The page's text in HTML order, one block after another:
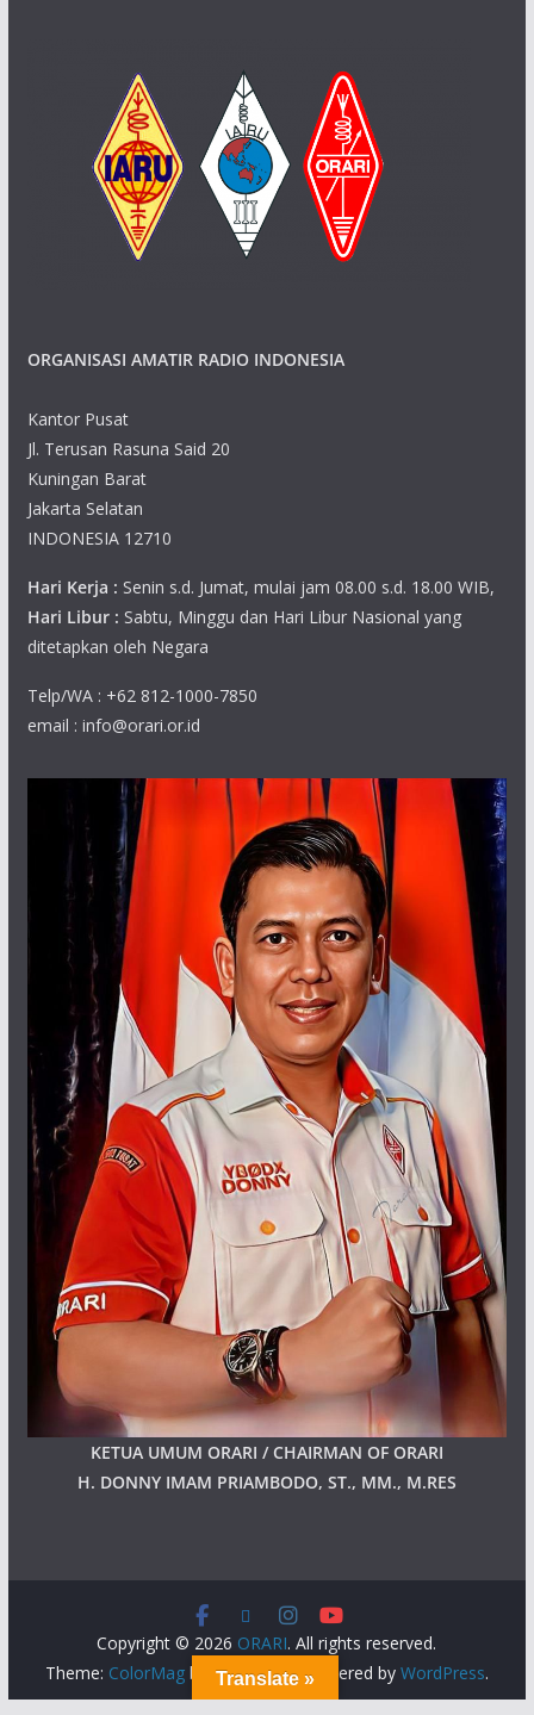
ORGANISASI AMATIR RADIO INDONESIA
Kantor Pusat
Jl. Terusan Rasuna Said 20
Kuningan Barat
Jakarta Selatan
INDONESIA 12710
Hari Kerja : Senin s.d. Jumat, mulai jam 08.00 s.d. 18.00 WIB,
Hari Libur : Sabtu, Minggu dan Hari Libur Nasional yang
ditetapkan oleh Negara
Telp/WA : +62 812-1000-7850
email : info@orari.or.id
KETUA UMUM ORARI / CHAIRMAN OF ORARI
H. DONNY IMAM PRIAMBODO, ST., MM., M.RES
Copyright © 2026 ORARI. All rights reserved.
Theme: ColorMagby ThemeGrill. Powered by WordPress.
Translate »